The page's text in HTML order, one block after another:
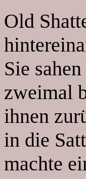
Old
Sie
zweimal
ihnen
in die
machte